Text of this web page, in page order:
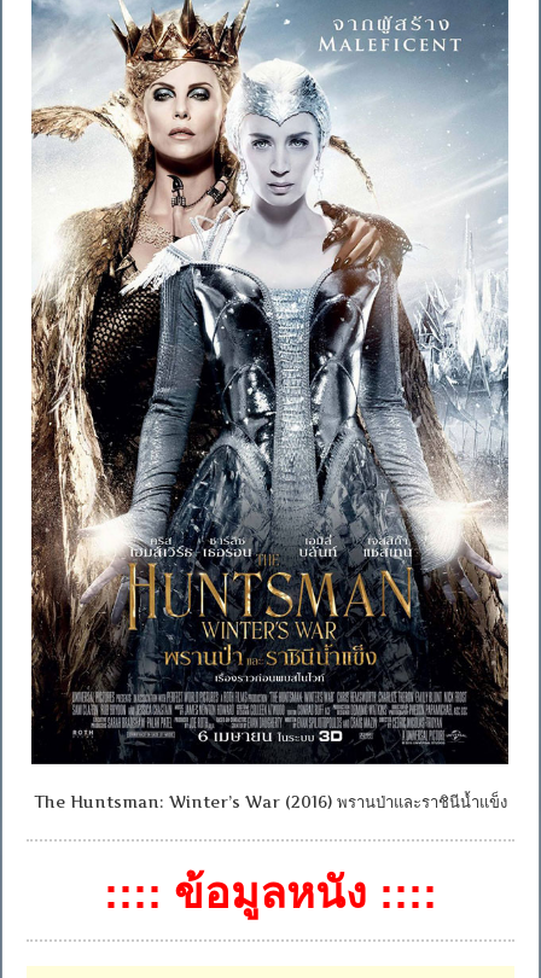
The Huntsman: Winter’s War (2016) พรานป่าและราชินีน้ำแข็ง
:::: ข้อมูลหนัง ::::